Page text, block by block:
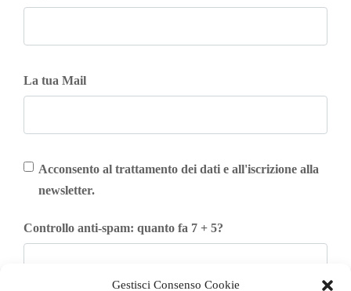
Gestisci Consenso Cookie
La tua Mail
Acconsento al trattamento dei dati e all'iscrizione alla
newsletter.
Controllo anti-spam: quanto fa 7 + 5?